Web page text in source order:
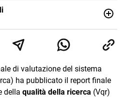
per la scrittura in un lavoro, e
fermata. L’attualità è il mio pane
di valutazione del sistema
ha pubblicato il report finale
della qualità della ricerca (Vqr)